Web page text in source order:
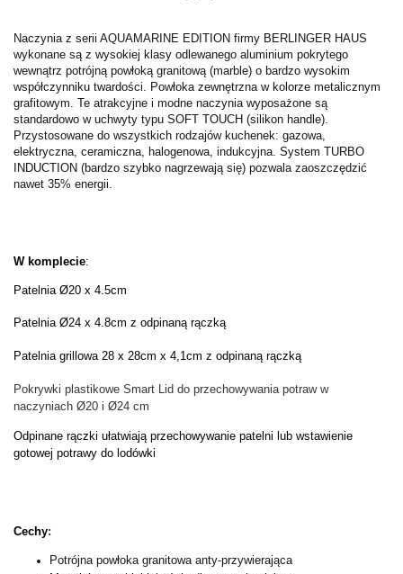
Naczynia z serii AQUAMARINE EDITION firmy BERLINGER HAUS
wykonane są z wysokiej klasy odlewanego aluminium pokrytego
wewnątrz potrójną powłoką granitową (marble) o bardzo wysokim
współczynniku twardości. Powłoka zewnętrzna w kolorze metalicznym
grafitowym. Te atrakcyjne i modne naczynia wyposażone są
standardowo w uchwyty typu SOFT TOUCH (silikon handle).
Przystosowane do wszystkich rodzajów kuchenek: gazowa,
elektryczna, ceramiczna, halogenowa, indukcyjna. System TURBO
INDUCTION (bardzo szybko nagrzewają się) pozwala zaoszczędzić
nawet 35% energii.
W komplecie:
Patelnia Ø20 x 4.5cm
Patelnia Ø24 x 4.8cm z odpinaną rączką
Patelnia grillowa 28 x 28cm x 4,1cm z odpinaną rączką
Pokrywki plastikowe Smart Lid do przechowywania potraw w
naczyniach Ø20 i Ø24 cm
Odpinane rączki ułatwiają przechowywanie patelni lub wstawienie
gotowej potrawy do lodówki
Cechy:
Potrójna powłoka granitowa anty-przywierająca